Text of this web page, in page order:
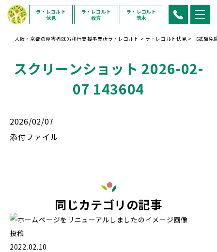
ラ・レコルト
伏見
ラ・レコルト
枚方
ラ・レコルト
茨木
大阪・京都の障害者就労移行支援事業所ラ・レコルト > ラ・レコルト伏見 > 【試験
スクリーンショット 2026-02-
07 143604
2026/02/07
添付ファイル
同じカテゴリの記事
投稿
2022.02.10